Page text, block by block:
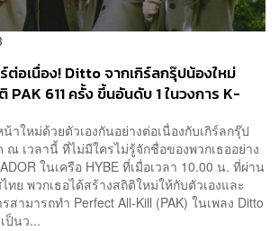
ต่อเนื่อง! Ditto จากเกิร์ลกรุ๊ปน้องใหม่
PAK 611 ครั้ง ขึ้นอันดับ 1 ในวงการ K-
าใหม่ด้วยตัวเองกันอย่างต่อเนื่องกับเกิร์ลกรุ๊ป
เวลานี้ ที่ไม่มีใครไม่รู้จักชื่อของพวกเธออย่าง
ในเครือ HYBE ที่เมื่อเวลา 10.00 น. ที่ผ่าน
ทย พวกเธอได้สร้างสถิติใหม่ให้กับตัวเองและ
สามารถทำ Perfect All-Kill (PAK) ในเพลง Ditto
ป็นว...